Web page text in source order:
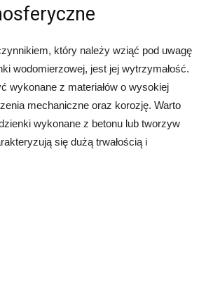
który należy wziąć pod uwagę
wodomierzowej, jest jej wytrzymałość.
wykonane z materiałów o wysokiej
mechaniczne oraz korozję. Warto
wykonane z betonu lub tworzyw
się dużą trwałością i